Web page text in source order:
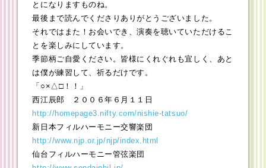
とになりますものね。
最後まで読んでくださりありがとうございました。
それではまた！お会いでき、演奏を聴いていただけるこ
とを楽しみにしています。
季節柄ご自愛ください。皆様にくれぐれも宜しく、あと
は僕が練習して、祈るだけです。
「○×△□！！」
西江辰郎 ２００６年６月１１日
http://homepage3.nifty.com/nishie-tatsuo/
新日本フィルハーモニー交響楽団
http://www.njp.or.jp/njp/index.html
仙台フィルハーモニー管弦楽団